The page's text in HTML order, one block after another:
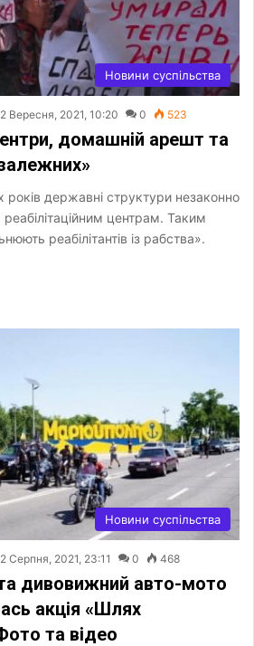
Новини суспільства
2 Вересня, 2021, 10:20 0 523
домашній арешт та
років державні структури незаконно
реабілітаційним центрам. Таким
реабілітантів із рабства».
Новини суспільства
2 Серпня, 2021, 23:11 0 468
дивовижний авто-мото
акція «Шлях
та відео